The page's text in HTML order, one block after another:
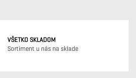
VŠETKO SKLADOM
Sortiment u nás na sklade